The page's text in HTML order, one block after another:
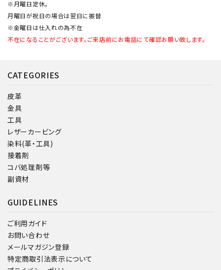
※月曜日定休。
月曜日が祝日の場合は翌日に振替
※金曜日は仕入れの為不在
不在になることがございます。ご来店前にお電話にて確認お願い致します。
CATEGORIES
皮革
金具
工具
レザーカービング
染料(革・工具)
接着剤
コバ処理剤等
副資材
GUIDELINES
ご利用ガイド
お問い合わせ
メールマガジン登録
特定商取引法表示について